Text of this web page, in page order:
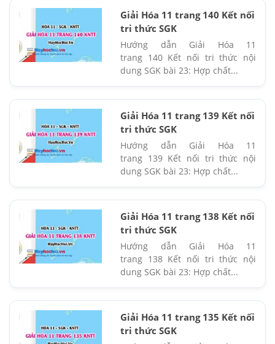
Giải Hóa 11 trang 140 Kết nối
tri thức SGK
Hướng dẫn Giải Hóa 11
trang 140 Kết nối tri thức nội
dung SGK bài 23: Hợp chất...
Giải Hóa 11 trang 139 Kết nối
tri thức SGK
Hướng dẫn Giải Hóa 11
trang 139 Kết nối tri thức nội
dung SGK bài 23: Hợp chất...
Giải Hóa 11 trang 138 Kết nối
tri thức SGK
Hướng dẫn Giải Hóa 11
trang 138 Kết nối tri thức nội
dung SGK bài 23: Hợp chất...
Giải Hóa 11 trang 135 Kết nối
tri thức SGK